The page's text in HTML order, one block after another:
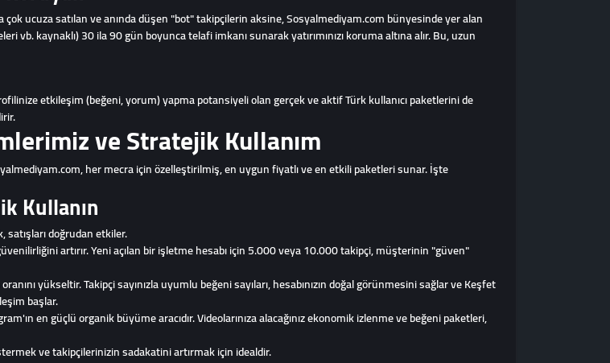
ucuza satılan ve anında düşen "bot" takipçilerin aksine, Sosyalmediyam.com bünyesinde yer alan
kaynaklı) 30 ila 90 gün boyunca telafi imkanı sunarak yatırımınızı koruma altına alır. Bu, uzun
etkileşim (beğeni, yorum) yapma potansiyeli olan gerçek ve aktif Türk kullanıcı paketlerini de
ve Stratejik Kullanım
her mecra için özelleştirilmiş, en uygun fiyatlı ve en etkili paketleri sunar. İşte
Kullanın
doğrudan etkiler.
artırır. Yeni açılan bir işletme hesabı için 5.000 veya 10.000 takipçi, müşterinin "güven"
yükseltir. Takipçi sayınızla uyumlu beğeni sayıları, hesabınızın doğal görünmesini sağlar ve Keşfet
başlar.
en güçlü organik büyüme aracıdır. Videolarınıza alacağınız ekonomik izlenme ve beğeni paketleri,
ve takipçilerinizin sadakatini artırmak için idealdir.